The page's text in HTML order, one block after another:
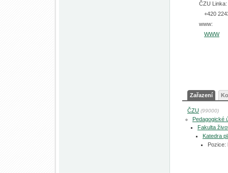
ČZU Linka:
+420
www:
WWW
Zařazení
ČZU (99000)
Pedagogické
Fakulta
Katedra
Pozice: